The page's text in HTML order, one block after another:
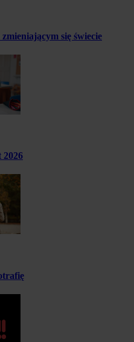
zmieniającym się świecie
2026